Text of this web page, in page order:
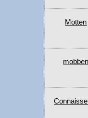
Motten
mobben